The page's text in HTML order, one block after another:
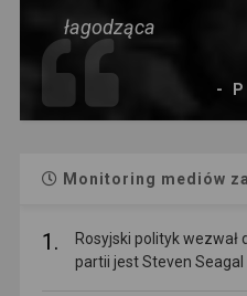
łagodząca
-
Monitoring mediów
1.
Rosyjski polityk wezwał
partii jest Steven Seagal